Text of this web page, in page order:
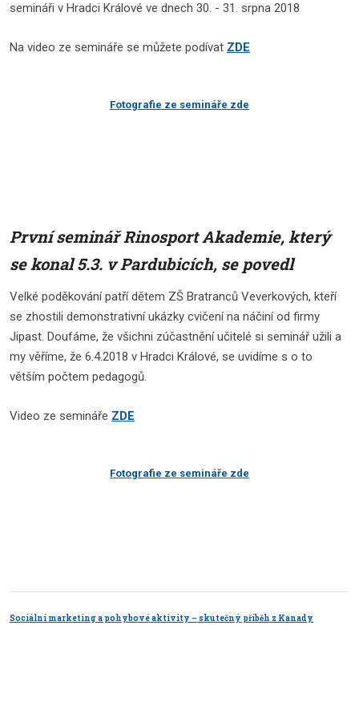
semináři v Hradci Králové ve dnech 30. - 31. srpna 2018
Na video ze semináře se můžete podívat ZDE
Fotografie ze semináře zde
První seminář Rinosport Akademie, který
se konal 5.3. v Pardubicích, se povedl
Velké poděkování patří dětem ZŠ Bratranců Veverkových, kteří
se zhostili demonstrativní ukázky cvičení na náčiní od firmy
Jipast. Doufáme, že všichni zúčastnění učitelé si seminář užili a
my věříme, že 6.4.2018 v Hradci Králové, se uvidíme s o to
větším počtem pedagogů.
Video ze semináře ZDE
Fotografie ze semináře zde
Sociální marketing a pohybové aktivity – skutečný příběh z Kanady